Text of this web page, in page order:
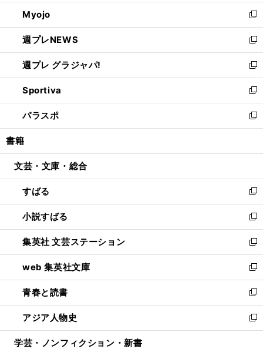
く
ウ
で
開
く
ン
ド
ウ
で
開
く
ウ
ィ
ン
ド
ウ
で
開
く
Myojo
新
し
い
ウ
ィ
ン
ド
ウ
で
開
週プレNEWS
新
し
い
ウ
ィ
ン
ド
ウ
開
週プレ グラジャパ!
新
し
い
ウ
ィ
ン
ウ
開
く
Sportiva
新
し
い
ウ
ン
ウ
で
開
く
パラスポ
新
し
ウ
ン
ド
ウ
で
開
く
書籍
文芸・文庫・総合
すばる
新
し
い
ウ
ィ
ン
ド
ウ
で
開
く
小説すばる
新
し
い
ウ
ィ
ン
ド
ウ
で
開
集英社 文芸ステーション
新
し
い
ウ
ィ
ン
ド
ウ
web 集英社文庫
新
し
い
ウ
ィ
ン
青春と読書
新
し
い
ウ
アジア人物史
新
し
学芸・ノンフィクション・新書